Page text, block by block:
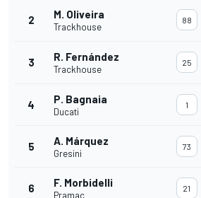
2 M. Oliveira
Trackhouse
88
3 R. Fernández
Trackhouse
25
4 P. Bagnaia
Ducati
1
5 A. Márquez
Gresini
73
6 F. Morbidelli
Pramac
21